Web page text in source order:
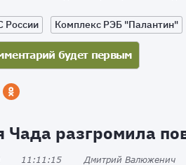
России Комплекс РЭБ "Палантин"
Чада разгромила
11:11:15 Дмитрий Валюженич